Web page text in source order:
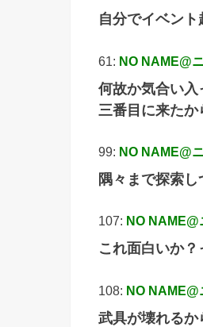
自分でイベン
61: NO NAME@
何故か気合い入
三番目に来た
99: NO NAME@
隅々まで探索
107: NO
これ面白いか
108: NO NAME@
武具が壊れるか